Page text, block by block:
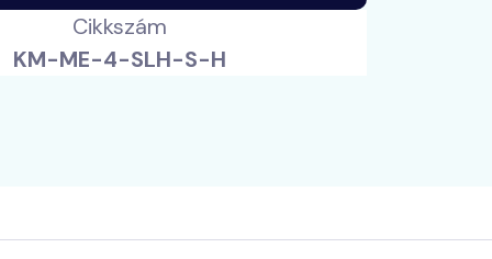
Cikkszám
KM-ME-4-SLH-S-H